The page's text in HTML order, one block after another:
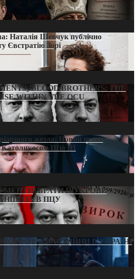
Наталія Шевчук публічно
Євстратію Зорі
BLOOD BROTHERS: THE
WITHIN THE OCU
жезла: Новий шлях
Католикосом Шіо III
БРАТИ ПО КРОВІ:
В ПЦУ
В ЧАС ВІЙНИ В УКРАЇНІ